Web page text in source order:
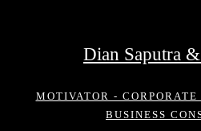
Dian Saputra
MOTIVATOR -
BUSINESS